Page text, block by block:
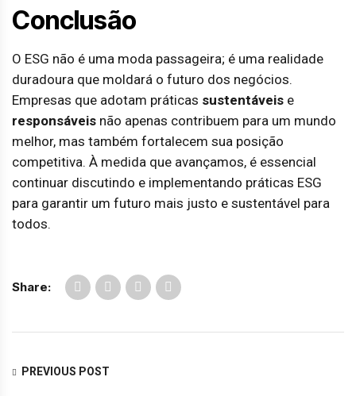
Conclusão
O ESG não é uma moda passageira; é uma realidade
duradoura que moldará o futuro dos negócios.
Empresas que adotam práticas sustentáveis e
responsáveis não apenas contribuem para um mundo
melhor, mas também fortalecem sua posição
competitiva. À medida que avançamos, é essencial
continuar discutindo e implementando práticas ESG
para garantir um futuro mais justo e sustentável para
todos.
Share:
PREVIOUS POST